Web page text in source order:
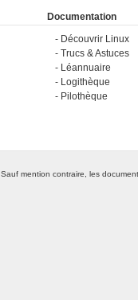
Documentation
Découvrir Linux
Trucs & Astuces
Léannuaire
Logithèque
Pilothèque
Sauf mention contraire, les